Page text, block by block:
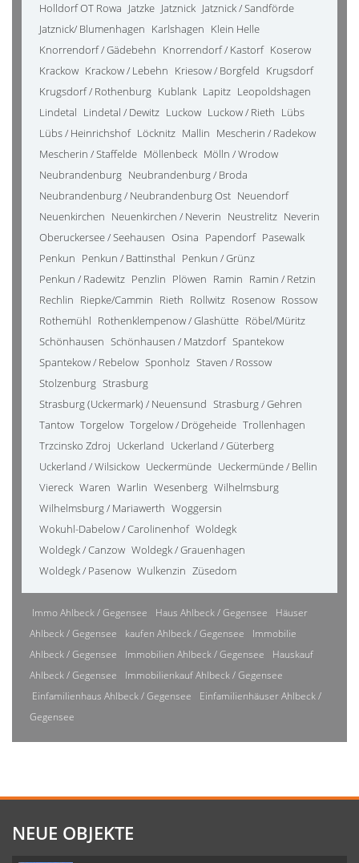
Holldorf OT Rowa Jatzke Jatznick Jatznick / Sandförde
Jatznick/ Blumenhagen Karlshagen Klein Helle
Knorrendorf / Gädebehn Knorrendorf / Kastorf Koserow
Krackow Krackow / Lebehn Kriesow / Borgfeld Krugsdorf
Krugsdorf / Rothenburg Kublank Lapitz Leopoldshagen
Lindetal Lindetal / Dewitz Luckow Luckow / Rieth Lübs
Lübs / Heinrichshof Löcknitz Mallin Mescherin / Radekow
Mescherin / Staffelde Möllenbeck Mölln / Wrodow
Neubrandenburg Neubrandenburg / Broda
Neubrandenburg / Neubrandenburg Ost Neuendorf
Neuenkirchen Neuenkirchen / Neverin Neustrelitz Neverin
Oberuckersee / Seehausen Osina Papendorf Pasewalk
Penkun Penkun / Battinsthal Penkun / Grünz
Penkun / Radewitz Penzlin Plöwen Ramin Ramin / Retzin
Rechlin Riepke/Cammin Rieth Rollwitz Rosenow Rossow
Rothemühl Rothenklempenow / Glashütte Röbel/Müritz
Schönhausen Schönhausen / Matzdorf Spantekow
Spantekow / Rebelow Sponholz Staven / Rossow
Stolzenburg Strasburg
Strasburg (Uckermark) / Neuensund Strasburg / Gehren
Tantow Torgelow Torgelow / Drögeheide Trollenhagen
Trzcinsko Zdroj Uckerland Uckerland / Güterberg
Uckerland / Wilsickow Ueckermünde Ueckermünde / Bellin
Viereck Waren Warlin Wesenberg Wilhelmsburg
Wilhelmsburg / Mariawerth Woggersin
Wokuhl-Dabelow / Carolinenhof Woldegk
Woldegk / Canzow Woldegk / Grauenhagen
Woldegk / Pasenow Wulkenzin Züsedom
Immo Ahlbeck / Gegensee Haus Ahlbeck / Gegensee
Häuser
Ahlbeck / Gegensee
kaufen Ahlbeck / Gegensee
Immobilie
Ahlbeck / Gegensee
Immobilien Ahlbeck / Gegensee
Hauskauf
Ahlbeck / Gegensee
Immobilienkauf Ahlbeck / Gegensee
Einfamilienhaus Ahlbeck / Gegensee
Einfamilienhäuser Ahlbeck /
Gegensee
NEUE OBJEKTE